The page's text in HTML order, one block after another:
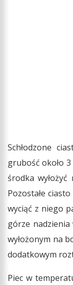
Schłodzone
grubość około
środka
Pozostałe
wyciąć z niego
górze
wyłożonym na
dodatkowym
Piec w